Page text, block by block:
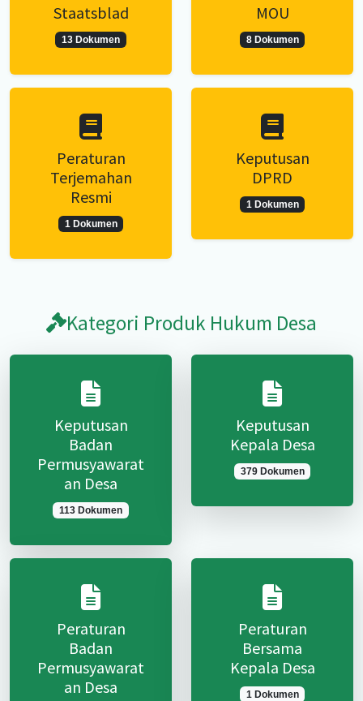
Staatsblad
13 Dokumen
MOU
8 Dokumen
Peraturan
Terjemahan
Resmi
1 Dokumen
Keputusan
DPRD
1 Dokumen
Kategori Produk Hukum Desa
Keputusan
Badan
Permusyawarat
an Desa
113 Dokumen
Keputusan
Kepala Desa
379 Dokumen
Peraturan
Badan
Permusyawarat
an Desa
Peraturan
Bersama
Kepala Desa
1 Dokumen